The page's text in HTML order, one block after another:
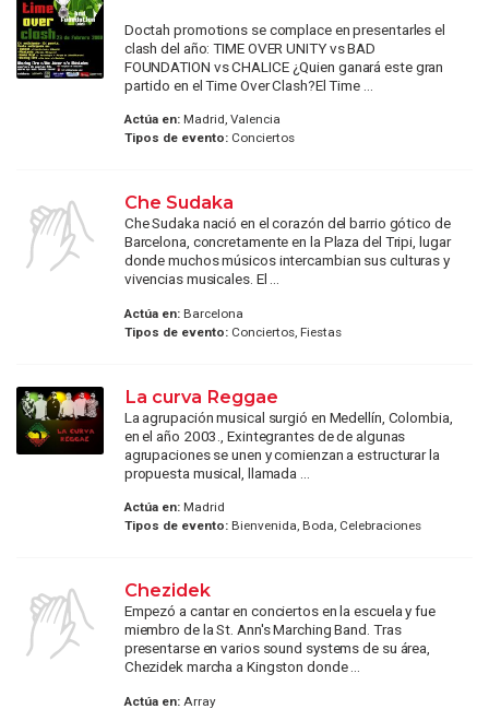
Doctah promotions se complace en presentarles el
clash del año: TIME OVER UNITY vs BAD
FOUNDATION vs CHALICE ¿Quien ganará este gran
partido en el Time Over Clash?El Time ...
Actúa en:Madrid, Valencia
Tipos de evento:Conciertos
Che Sudaka
Che Sudaka nació en el corazón del barrio gótico de
Barcelona, concretamente en la Plaza del Tripi, lugar
donde muchos músicos intercambian sus culturas y
vivencias musicales. El ...
Actúa en:Barcelona
Tipos de evento:Conciertos, Fiestas
La curva Reggae
La agrupación musical surgió en Medellín, Colombia,
en el año 2003., Exintegrantes de de algunas
agrupaciones se unen y comienzan a estructurar la
propuesta musical, llamada ...
Actúa en:Madrid
Tipos de evento:Bienvenida, Boda, Celebraciones
Chezidek
Empezó a cantar en conciertos en la escuela y fue
miembro de la St. Ann's Marching Band. Tras
presentarse en varios sound systems de su área,
Chezidek marcha a Kingston donde ...
Actúa en:Array